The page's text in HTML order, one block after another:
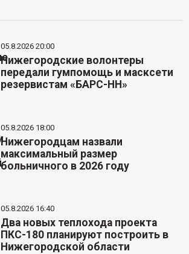
05.8.2026 20:00
Нижегородские волонтеры
передали гумпомощь и масксети
резервистам «БАРС-НН»
05.8.2026 18:00
Нижегородцам назвали
максимальный размер
больничного в 2026 году
05.8.2026 16:40
Два новых теплохода проекта
ПКС-180 планируют построить в
Нижегородской области